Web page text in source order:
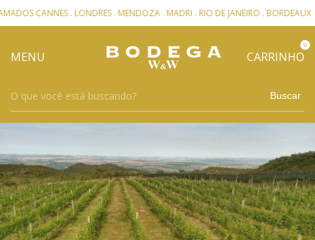
. LONDRES . MENDOZA . MADRI . RIO DE JANEIRO . BORDEAUX - 3X
MENU CARRINHO
0
Buscar